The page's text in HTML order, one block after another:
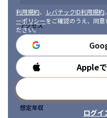
JAPAN（https://
利用規約、 レバテックID利用規約、
ーポリシーをご確認のうえ、同
ださい。
Apple
ログイ
アクセス
勤務時間
想定年収